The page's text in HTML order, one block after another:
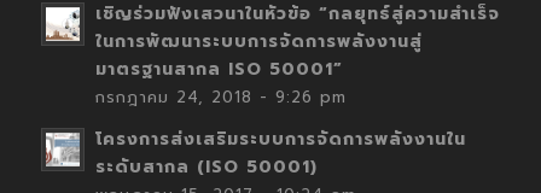
เชิญร่วมฟังเสวนาในหัวข้อ “กลยุทธ์สู่ความสำเร็จ
ในการพัฒนาระบบการจัดการพลังงานสู่
มาตรฐานสากล ISO 50001”
กรกฎาคม 24, 2018 - 9:26 pm
โครงการส่งเสริมระบบการจัดการพลังงานใน
ระดับสากล (ISO 50001)